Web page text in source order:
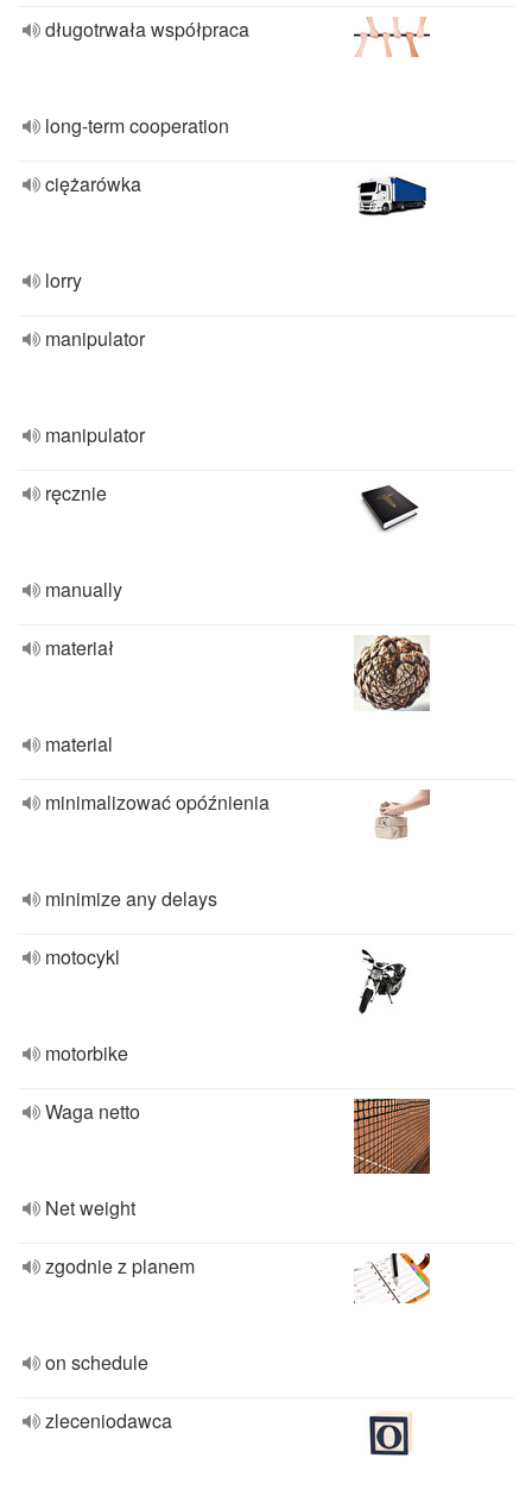
długotrwała współpraca
long-term cooperation
ciężarówka
lorry
manipulator
manipulator
ręcznie
manually
materiał
material
minimalizować opóźnienia
minimize any delays
motocykl
motorbike
Waga netto
Net weight
zgodnie z planem
on schedule
zleceniodawca